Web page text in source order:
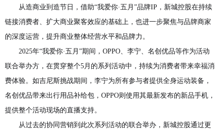
从造商业到造节日，借助“我爱你·五月”品牌IP，新城控股在持续
链接消费者、扩大商业聚客效应的基础上，也进一步聚焦与品牌商家
的深度运营，提升商业整体经营水平和品牌力。
2025年“我爱你·五月”期间，OPPO、李宁、名创优品等作为活动
联合举办方，在贯穿整个5月的系列活动中，持续为消费者带来幸福消
费体验。如吉尼斯挑战期间，李宁为所有参与者提供全身运动装备，
名创优品带来出行用品补给包，OPPO则使用其最新发布的新品手机，
提供整个活动现场的直播支持。
从过去的协同营销到此次系列活动的联合举办，新城控股通过更